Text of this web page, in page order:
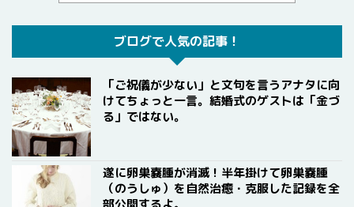
ブログで人気の記事！
「ご祝儀が少ない」と文句を言うアナタに向
けてちょっと一言。結婚式のゲストは「金づ
る」ではない。
遂に卵巣嚢腫が消滅！半年掛けて卵巣嚢腫
（のうしゅ）を自然治癒・克服した記録を全